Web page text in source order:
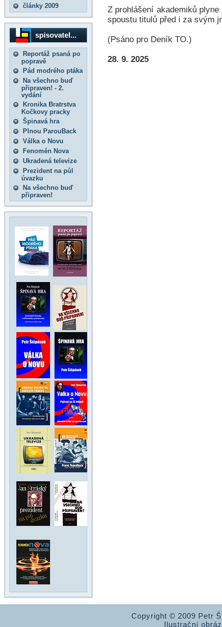
články 2009
spisovatel...
Reportáž psaná po
popravě
Pád modrého ptáka
Na všechno buď
připraven! - 2.
vydání
Kronika Bratrstva
Kočkovy pracky
Špinavá hra
Plnou ParouBack
Válka o Novu
Fenomén Nova
Ukradená televize
Prezident na půl
úvazku
Na všechno buď
připraven!
Z prohlášení akademiků
spoustu titulů před i za svým
(Psáno pro Deník TO.)
28. 9. 2025
Copyright © 2009 Petr
Ilustrační